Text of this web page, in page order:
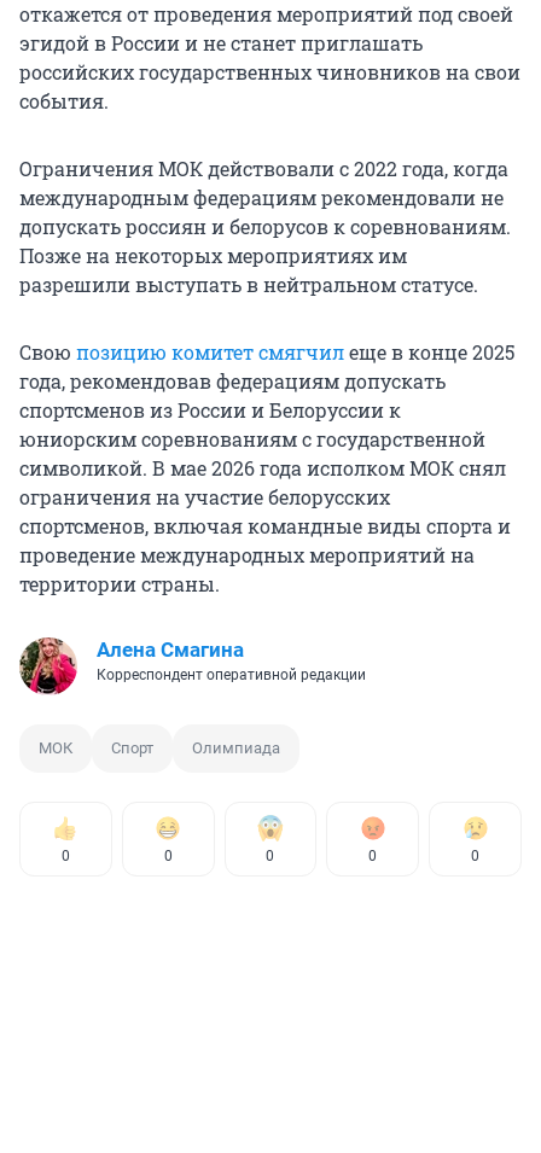
откажется от проведения мероприятий под своей
эгидой в России и не станет приглашать
российских государственных чиновников на свои
события.
Ограничения МОК действовали с 2022 года, когда
международным федерациям рекомендовали не
допускать россиян и белорусов к соревнованиям.
Позже на некоторых мероприятиях им
разрешили выступать в нейтральном статусе.
Свою позицию комитет смягчилеще в конце 2025
года, рекомендовав федерациям допускать
спортсменов из России и Белоруссии к
юниорским соревнованиям с государственной
символикой. В мае 2026 года исполком МОК снял
ограничения на участие белорусских
спортсменов, включая командные виды спорта и
проведение международных мероприятий на
территории страны.
Алена Смагина
Корреспондент оперативной редакции
МОК Спорт Олимпиада
0 0 0 0 0